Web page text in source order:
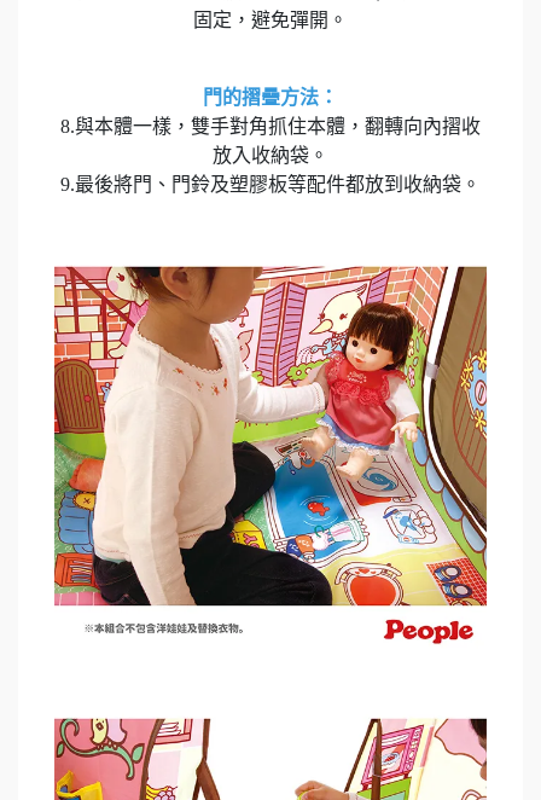
固定，避免彈開。
門的摺疊方法：
8.與本體一樣，雙手對角抓住本體，翻轉向內摺收
放入收納袋。
9.最後將門、門鈴及塑膠板等配件都放到收納袋。